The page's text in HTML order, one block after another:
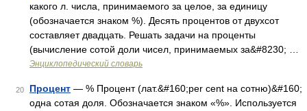
какого л. числа, принимаемого за целое, за единицу
(обозначается знаком %). Десять процентов от двухсот
составляет двадцать. Решать задачи на проценты
(вычисление сотой доли чисел, принимаемых за&#8230; …
Энциклопедический словарь
20 Процент — % Процент (лат.&#160;per cent на сотню)&#160;
одна сотая доля. Обозначается знаком «%». Используется